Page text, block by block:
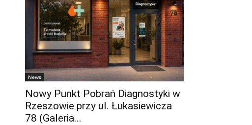
News
Nowy Punkt Pobrań Diagnostyki w
Rzeszowie przy ul. Łukasiewicza
78 (Galeria...